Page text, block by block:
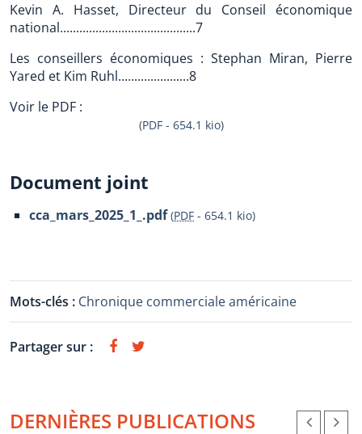
Kevin A. Hasset, Directeur du Conseil économique
national..........................................7
Les conseillers économiques : Stephan Miran, Pierre
Yared et Kim Ruhl......................8
Voir le PDF :
(PDF - 654.1 kio)
Document joint
cca_mars_2025_1_.pdf (PDF - 654.1 kio)
Mots-clés : Chronique commerciale américaine
Partager sur :
DERNIÈRES PUBLICATIONS